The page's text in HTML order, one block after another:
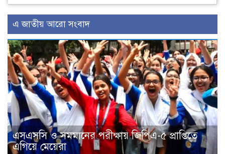
এ জাতীয় আরো সংবাদ
এসএসসি ও সমমানের পরীক্ষায় জিপিএ-৫ প্রাপ্তিতে
এগিয়ে মেয়েরা